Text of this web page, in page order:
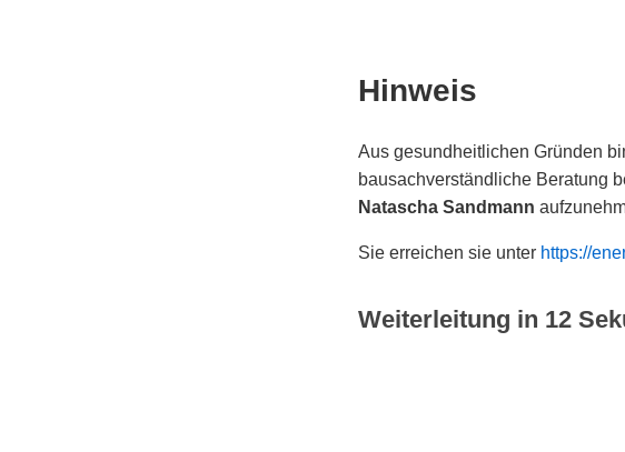
Hinweis
Aus gesundheitlichen Gründen
bausachverständliche Beratung
Natascha Sandmann
Sie erreichen sie unter https://
Weiterleitung in 12